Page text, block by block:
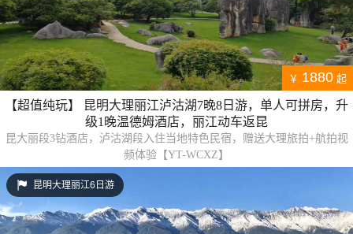
￥ 1880 起
【超值纯玩】 昆明大理丽江泸沽湖7晚8日游，单人可拼房，升
级1晚温德姆酒店，丽江动车返昆
昆大丽段3钻酒店，泸沽湖段入住当地特色民宿，赠送大理旅拍+航拍视
频体验【YT-WCXZ】
昆明大理丽江6日游